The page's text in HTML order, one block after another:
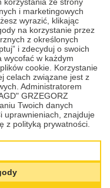
KING,
S, SFV, VAN
w latach
i marketingowych
wyrazić, klikając
na korzystanie przez
z określonych
i zdecyduj o swoich
wycofać w każdym
cookie. Korzystanie
celach związane jest z
Administratorem
GRZEGORZ
Twoich danych
uprawnieniach, znajduje
z polityką prywatności.